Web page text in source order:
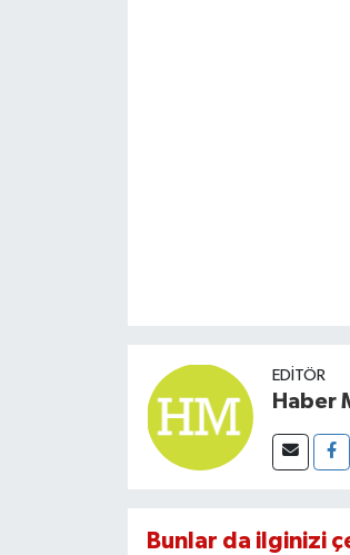
EDITÖR
Haber
Bunlar da ilginizi